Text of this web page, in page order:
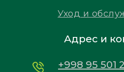
Адрес и
Уход и
+998 95 501